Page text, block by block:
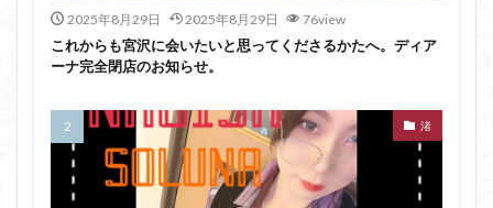
2025年8月29日 2025年8月29日 76view
これからも宮沢に会いたいと思ってくださるかたへ。ディア
ーナ完全閉店のお知らせ。
渚